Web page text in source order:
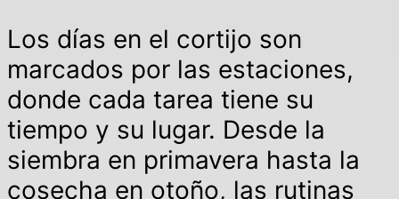
Los días en el cortijo son
marcados por las estaciones,
donde cada tarea tiene su
tiempo y su lugar. Desde la
siembra en primavera hasta la
cosecha en otoño, las rutinas